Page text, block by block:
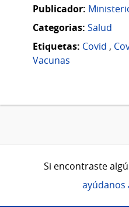
Publicador:
Categorias: Salud
Etiquetas: Covid ,
Vacunas
Si encontraste
ayúdanos